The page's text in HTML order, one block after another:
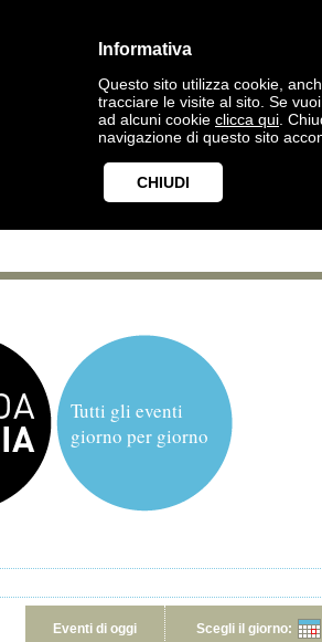
Informativa
Questo sito utilizza cookie,
tracciare le visite al sito. Se
ad alcuni cookie clicca qui .
navigazione di questo sito
CHIUDI
Tutti gli eventi
giorno per giorno
Eventi di oggi Scegli il giorno: